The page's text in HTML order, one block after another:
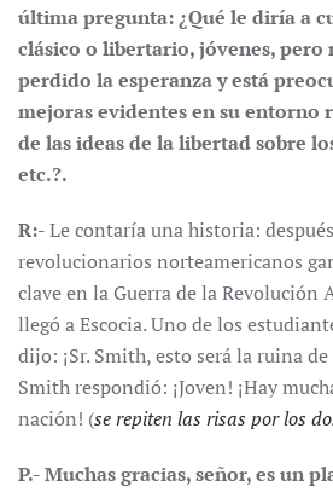
última pregunta: ¿Qué le diría a
clásico o libertario, jóvenes, pero
perdido la esperanza y está
mejoras evidentes en su entorno
de las ideas de la libertad sobre
etc.?.
R:-Le contaría una historia:
revolucionarios norteamericanos
clave en la Guerra de la Revolución
llegó a Escocia. Uno de los
dijo: ¡Sr. Smith, esto será la ruina
Smith respondió: ¡Joven! ¡Hay
nación! (se repiten las risas por los
P.- Muchas gracias, señor, es un